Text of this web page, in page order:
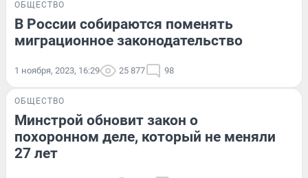
ОБЩЕСТВО
В России собираются поменять
миграционное законодательство
1 ноября, 2023, 16:29 25 877 98
ОБЩЕСТВО
Минстрой обновит закон о
похоронном деле, который не меняли
27 лет